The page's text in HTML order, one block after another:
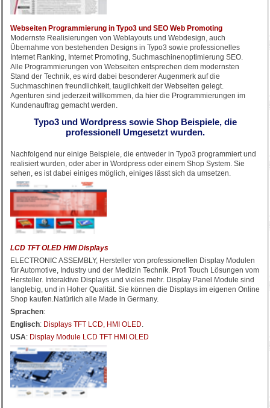
Webseiten Programmierung in Typo3 und SEO Web Promoting
Modernste Realisierungen von Weblayouts und Webdesign, auch
Übernahme von bestehenden Designs in Typo3 sowie professionelles
Internet Ranking, Internet Promoting, Suchmaschinenoptimierung SEO.
Alle Programmierungen von Webseiten entsprechen dem modernsten
Stand der Technik, es wird dabei besonderer Augenmerk auf die
Suchmaschinen freundlichkeit, tauglichkeit der Webseiten gelegt.
Agenturen sind jederzeit willkommen, da hier die Programmierungen im
Kundenauftrag gemacht werden.
Typo3 und Wordpress sowie Shop Beispiele, die
professionell Umgesetzt wurden.
Nachfolgend nur einige Beispiele, die entweder in Typo3 programmiert und
realisiert wurden, oder aber in Wordpress oder einem Shop System. Sie
sehen, es ist dabei einiges möglich, einiges lässt sich da umsetzen.
LCD TFT OLED HMI Displays
ELECTRONIC ASSEMBLY, Hersteller von professionellen Display Modulen
für Automotive, Industry und der Medizin Technik. Profi Touch Lösungen vom
Hersteller. Interaktive Displays und vieles mehr. Display Panel Module sind
langlebig, und in Hoher Qualität. Sie können die Displays im eigenen Online
Shop kaufen.Natürlich alle Made in Germany.
Sprachen:
Englisch: Displays TFT LCD, HMI OLED.
USA: Display Module LCD TFT HMI OLED